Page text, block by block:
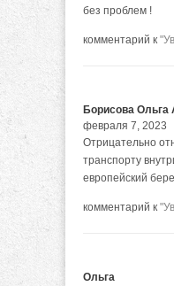
без проблем !
комментарий к
Борисова Ольга
февраля 7, 2023
Отрицательно
транспорту
европейский
комментарий к
Ольга